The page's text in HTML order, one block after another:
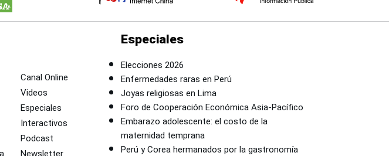
Canal Online
Videos
Especiales
Interactivos
Podcast
Newsletter
Especiales
Elecciones 2026
Enfermedades raras en Perú
Joyas religiosas en Lima
Foro de Cooperación Económica Asia-Pacífico
Embarazo adolescente: el costo de la
maternidad temprana
Perú y Corea hermanados por la gastronomía